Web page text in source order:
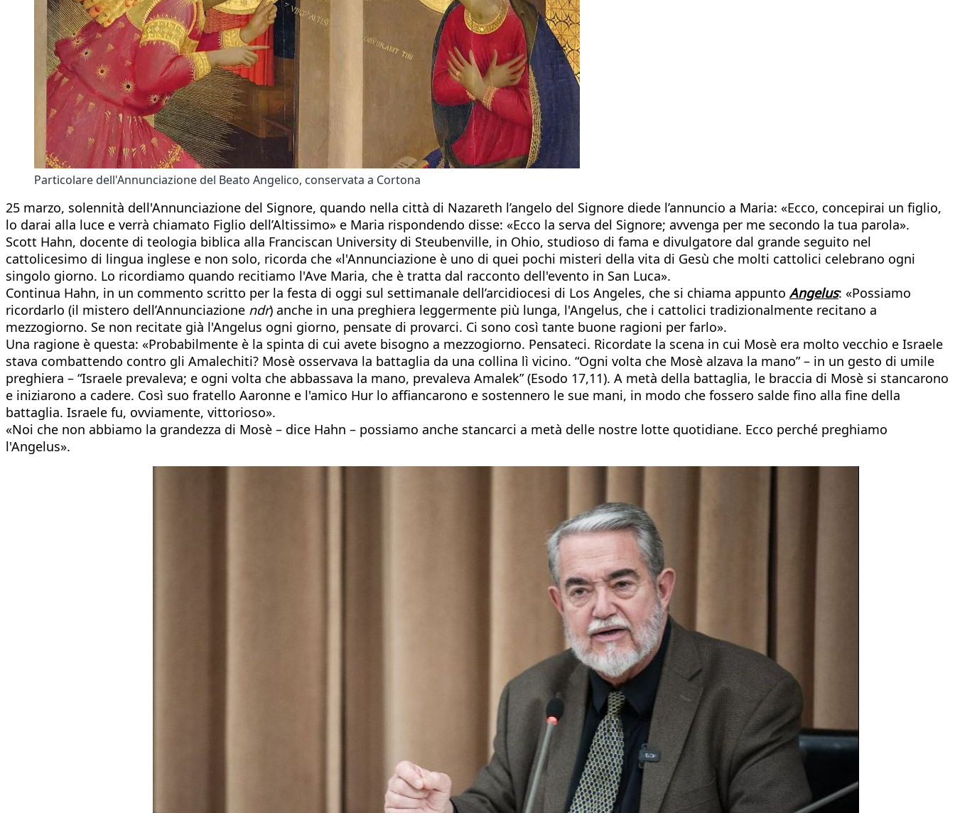
Particolare dell'Annunciazione del Beato Angelico, conservata a Cortona
25 marzo, solennità dell'Annunciazione del Signore, quando nella città di Nazareth l’angelo del Signore diede l’annuncio a Maria: «Ecco, concepirai un figlio,
lo darai alla luce e verrà chiamato Figlio dell’Altissimo» e Maria rispondendo disse: «Ecco la serva del Signore; avvenga per me secondo la tua parola».
Scott Hahn, docente di teologia biblica alla Franciscan University di Steubenville, in Ohio, studioso di fama e divulgatore dal grande seguito nel
cattolicesimo di lingua inglese e non solo, ricorda che «l'Annunciazione è uno di quei pochi misteri della vita di Gesù che molti cattolici celebrano ogni
singolo giorno. Lo ricordiamo quando recitiamo l'Ave Maria, che è tratta dal racconto dell'evento in San Luca».
Continua Hahn, in un commento scritto per la festa di oggi sul settimanale dell’arcidiocesi di Los Angeles, che si chiama appunto Angelus: «Possiamo
ricordarlo (il mistero dell’Annunciazione ndr) anche in una preghiera leggermente più lunga, l'Angelus, che i cattolici tradizionalmente recitano a
mezzogiorno. Se non recitate già l'Angelus ogni giorno, pensate di provarci. Ci sono così tante buone ragioni per farlo».
Una ragione è questa: «Probabilmente è la spinta di cui avete bisogno a mezzogiorno. Pensateci. Ricordate la scena in cui Mosè era molto vecchio e Israele
stava combattendo contro gli Amalechiti? Mosè osservava la battaglia da una collina lì vicino. “Ogni volta che Mosè alzava la mano” – in un gesto di umile
preghiera – “Israele prevaleva; e ogni volta che abbassava la mano, prevaleva Amalek” (Esodo 17,11). A metà della battaglia, le braccia di Mosè si stancarono
e iniziarono a cadere. Così suo fratello Aaronne e l'amico Hur lo affiancarono e sostennero le sue mani, in modo che fossero salde fino alla fine della
battaglia. Israele fu, ovviamente, vittorioso».
«Noi che non abbiamo la grandezza di Mosè – dice Hahn – possiamo anche stancarci a metà delle nostre lotte quotidiane. Ecco perché preghiamo
l'Angelus».